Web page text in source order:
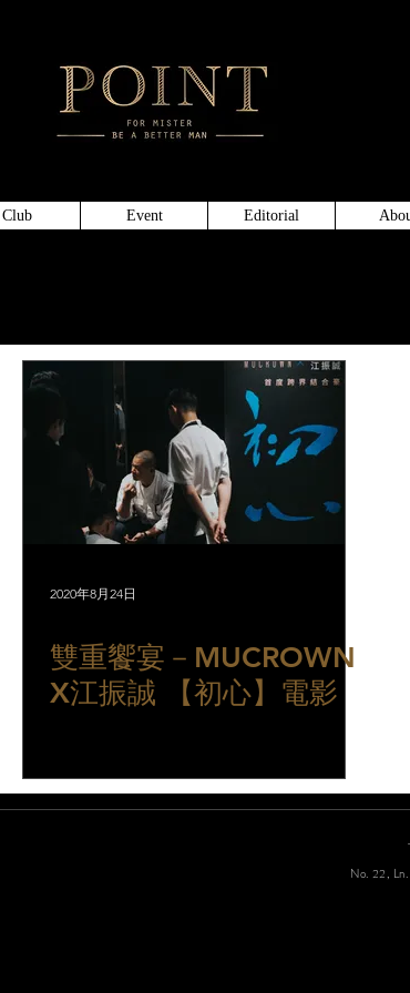
Club Event Editorial
2020年8月24日
雙重饗宴－MUCROWN
X江振誠 【初心】電影
No. 22,